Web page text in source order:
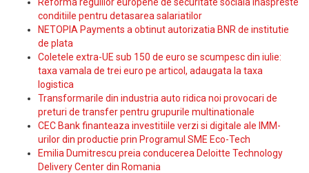
conditiile pentru detasarea salariatilor
NETOPIA Payments a obtinut autorizatia BNR de institutie
de plata
Coletele extra-UE sub 150 de euro se scumpesc din iulie:
taxa vamala de trei euro pe articol, adaugata la taxa
logistica
Transformarile din industria auto ridica noi provocari de
preturi de transfer pentru grupurile multinationale
CEC Bank finanteaza investitiile verzi si digitale ale IMM-
urilor din productie prin Programul SME Eco-Tech
Emilia Dumitrescu preia conducerea Deloitte Technology
Delivery Center din Romania